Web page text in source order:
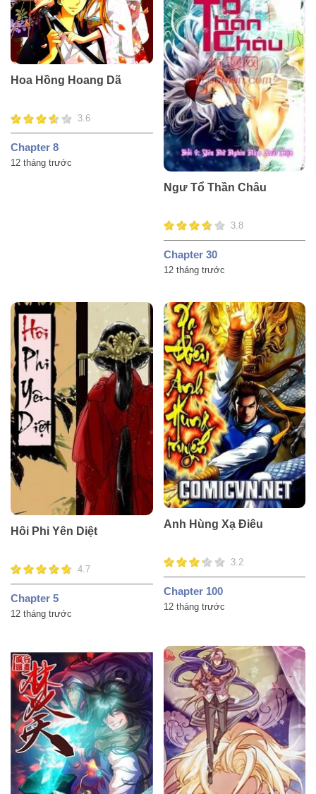
Hoa Hồng Hoang Dã
3.6
Chapter 8
12 tháng trước
Ngư Tổ Thần Châu
3.8
Chapter 30
12 tháng trước
Hôi Phi Yên Diệt
4.7
Chapter 5
12 tháng trước
Anh Hùng Xạ Điêu
3.2
Chapter 100
12 tháng trước